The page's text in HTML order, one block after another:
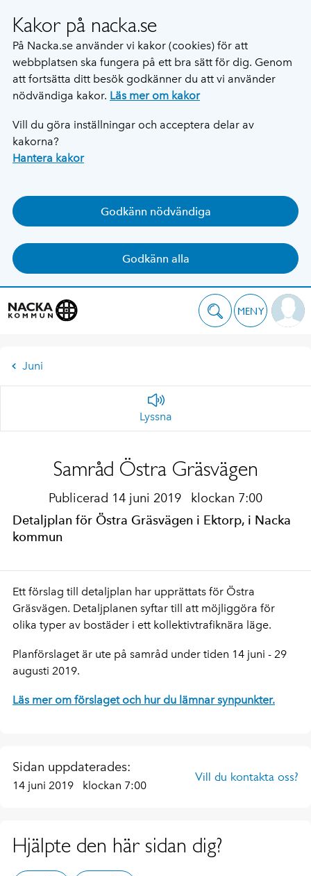
Kakor på nacka.se
På Nacka.se använder vi kakor (cookies) för att
webbplatsen ska fungera på ett bra sätt för dig. Genom
att fortsätta ditt besök godkänner du att vi använder
nödvändiga kakor. Läs mer om kakor
Vill du göra inställningar och acceptera delar av
kakorna?
Hantera kakor
Godkänn nödvändiga
Godkänn alla
MENY
Juni
Lyssna
Samråd Östra Gräsvägen
Publicerad 14 juni 2019 klockan 7:00
Detaljplan för Östra Gräsvägen i Ektorp, i Nacka
kommun
Ett förslag till detaljplan har upprättats för Östra
Gräsvägen. Detaljplanen syftar till att möjliggöra för
olika typer av bostäder i ett kollektivtrafiknära läge.
Planförslaget är ute på samråd under tiden 14 juni - 29
augusti 2019.
Läs mer om förslaget och hur du lämnar synpunkter.
Sidan uppdaterades:
14 juni 2019 klockan 7:00
Vill du kontakta oss?
Hjälpte den här sidan dig?